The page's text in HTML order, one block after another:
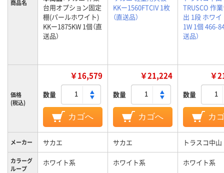
商品名
台用オプション固定
棚(パールホワイト)
KKー1875KW 1個（直
送品）
KKー1560FTCIV 1枚
（直送品）
TRUSCO 作
出 1段 ホワ
1W 1個 466-
送品）
価格
(税込)
￥16,579
数量
カゴへ
￥21,224
数量
カゴへ
￥
数量
カ
メーカー サカエ サカエ トラスコ中山
カラーグ
ループ
ホワイト系 ホワイト系 ホワイト系